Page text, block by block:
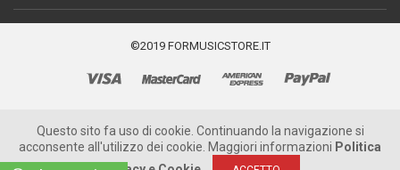
©2019 FORMUSICSTORE.IT
Questo sito fa uso di cookie. Continuando la navigazione si
acconsente all'utilizzo dei cookie. Maggiori informazioni Politica